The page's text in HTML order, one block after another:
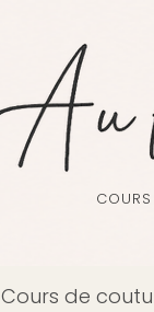
Cours de